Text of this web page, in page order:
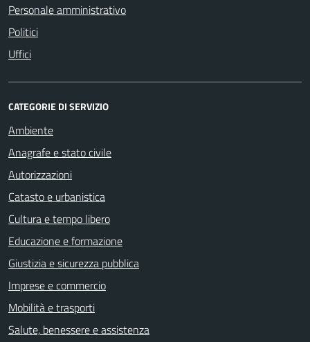
Personale amministrativo
Politici
Uffici
CATEGORIE DI SERVIZIO
Ambiente
Anagrafe e stato civile
Autorizzazioni
Catasto e urbanistica
Cultura e tempo libero
Educazione e formazione
Giustizia e sicurezza pubblica
Imprese e commercio
Mobilità e trasporti
Salute, benessere e assistenza